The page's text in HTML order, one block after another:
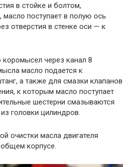
в стойке и болтом,
поступает в полую ось
отверстия в стенке оси — к
через канал 8
масло подается к
а также для смазки клапанов
к которым масло поступает
шестерни смазываются
головки цилиндров.
очистки масла двигателя
корпусе.